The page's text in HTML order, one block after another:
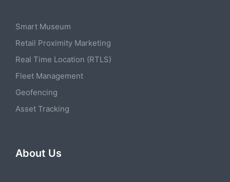
Smart Museum
Retail Proximity Marketing
Real Time Location (RTLS)
Fleet Management
Geofencing
Asset Tracking
About Us